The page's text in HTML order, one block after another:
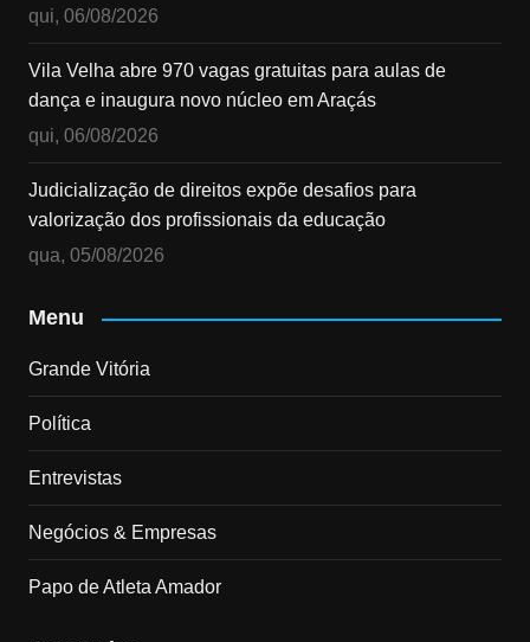
qui, 06/08/2026
Vila Velha abre 970 vagas gratuitas para aulas de
dança e inaugura novo núcleo em Araçás
qui, 06/08/2026
Judicialização de direitos expõe desafios para
valorização dos profissionais da educação
qua, 05/08/2026
Menu
Grande Vitória
Política
Entrevistas
Negócios & Empresas
Papo de Atleta Amador